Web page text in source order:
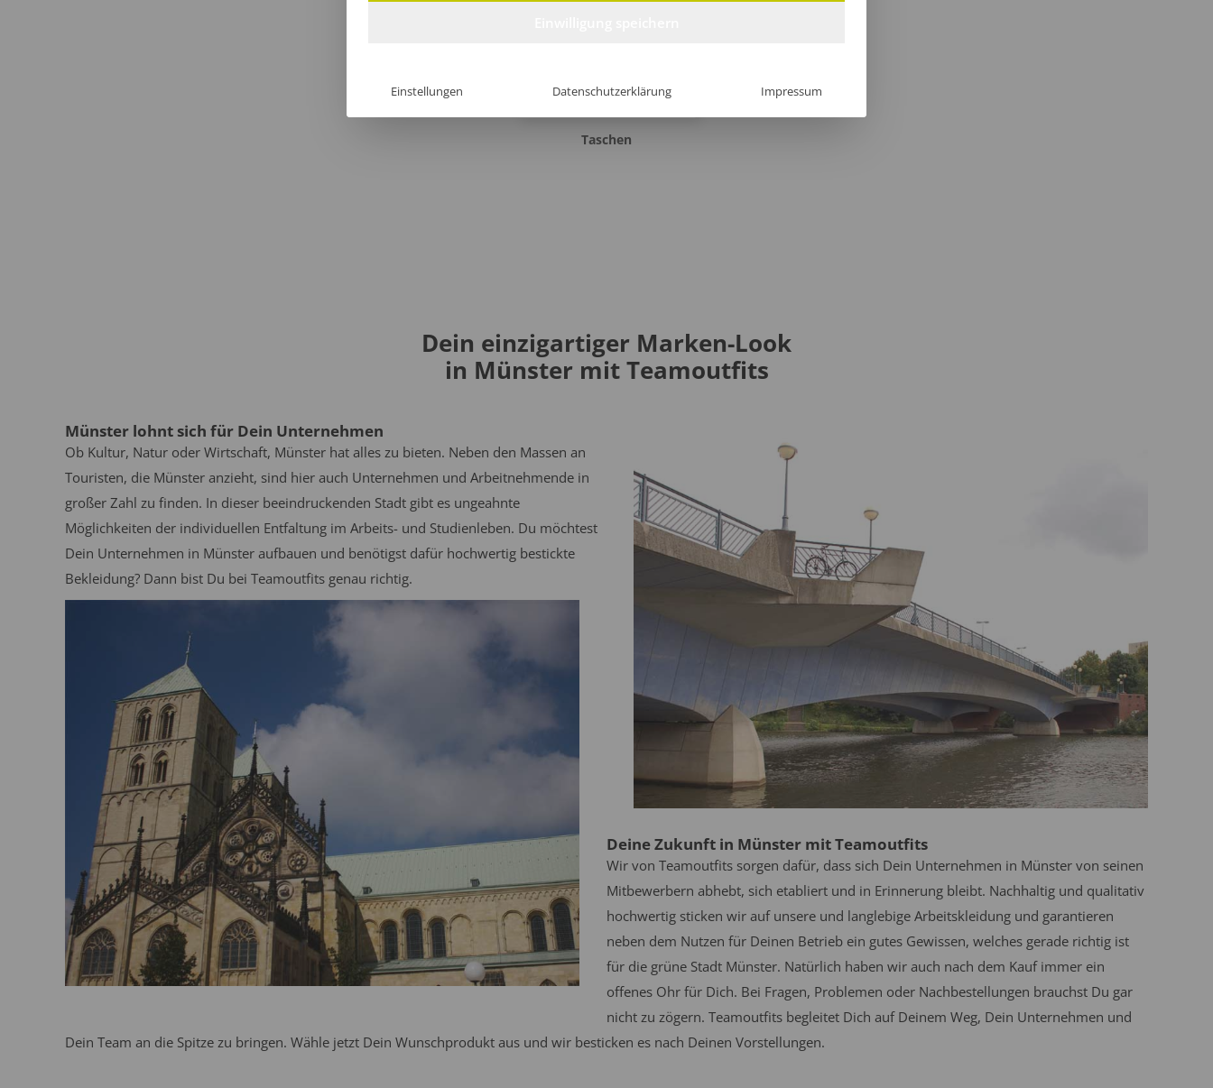
Taschen
Dein einzigartiger Marken-Look
in Münster mit Teamoutfits
Münster lohnt sich für Dein Unternehmen
Ob Kultur, Natur oder Wirtschaft, Münster hat alles zu bieten. Neben den Massen an
Touristen, die Münster anzieht, sind hier auch Unternehmen und Arbeitnehmende in
großer Zahl zu finden. In dieser beeindruckenden Stadt gibt es ungeahnte
Möglichkeiten der individuellen Entfaltung im Arbeits- und Studienleben. Du möchtest
Dein Unternehmen in Münster aufbauen und benötigst dafür hochwertig bestickte
Bekleidung? Dann bist Du bei Teamoutfits genau richtig.
Deine Zukunft in Münster mit Teamoutfits
Wir von Teamoutfits sorgen dafür, dass sich Dein Unternehmen in Münster von seinen
Mitbewerbern abhebt, sich etabliert und in Erinnerung bleibt. Nachhaltig und qualitativ
hochwertig sticken wir auf unsere und langlebige Arbeitskleidung und garantieren
neben dem Nutzen für Deinen Betrieb ein gutes Gewissen, welches gerade richtig ist
für die grüne Stadt Münster. Natürlich haben wir auch nach dem Kauf immer ein
offenes Ohr für Dich. Bei Fragen, Problemen oder Nachbestellungen brauchst Du gar
nicht zu zögern. Teamoutfits begleitet Dich auf Deinem Weg, Dein Unternehmen und
Dein Team an die Spitze zu bringen. Wähle jetzt Dein Wunschprodukt aus und wir besticken es nach Deinen Vorstellungen.
Einstellungen Datenschutzerklärung Impressum